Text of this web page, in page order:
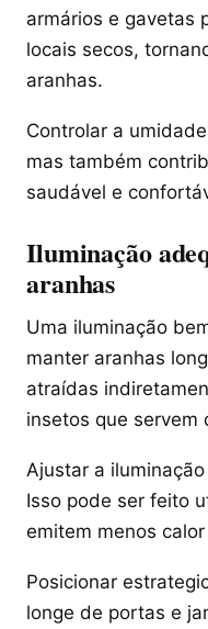
armários e gavetas
locais secos,
aranhas.
Controlar a
mas também
saudável e
Iluminação
aranhas
Uma iluminação
manter aranhas
atraídas
insetos que servem
Ajustar a
Isso pode ser feito
emitem menos
Posicionar
longe de portas e